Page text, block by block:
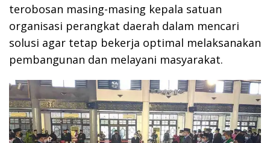
terobosan masing-masing kepala satuan
organisasi perangkat daerah dalam mencari
solusi agar tetap bekerja optimal melaksanakan
pembangunan dan melayani masyarakat.